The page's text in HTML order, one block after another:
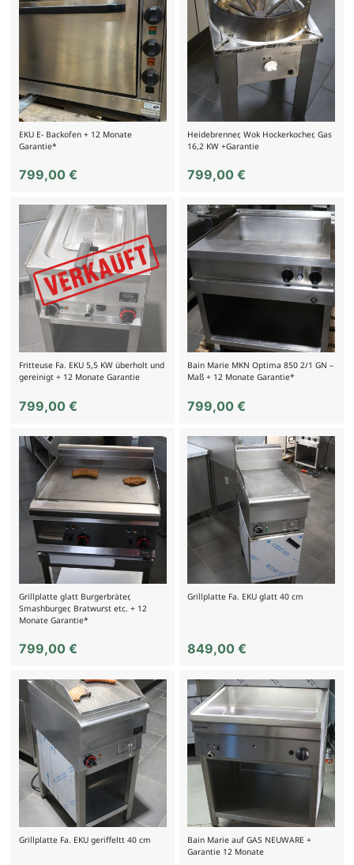
EKU E- Backofen + 12 Monate
Garantie*
799,00 €
Heidebrenner, Wok Hockerkocher, Gas
16,2 KW +Garantie
799,00€
Fritteuse Fa. EKU 5,5 KW überholt und
gereinigt + 12 Monate Garantie
799,00 €
Bain Marie MKN Optima 850 2/1 GN –
Maß + 12 Monate Garantie*
799,00€
Grillplatte glatt Burgerbräter,
Smashburger, Bratwurst etc. + 12
Monate Garantie*
799,00 €
Grillplatte Fa. EKU glatt 40 cm
849,00€
Grillplatte Fa. EKU geriffeltt 40 cm
Bain Marie auf GAS NEUWARE +
Garantie 12 Monate